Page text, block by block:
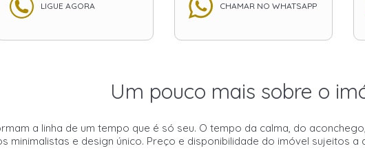
LIGUE AGORA CHAMAR NO WHATSAPP
Um pouco mais sobre o
a linha de um tempo que é só seu. O tempo da calma, do
minimalistas e design único. Preço e disponibilidade do imóvel sujeitos